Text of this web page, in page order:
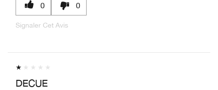
0 0
Signaler Cet Avis
DECUE